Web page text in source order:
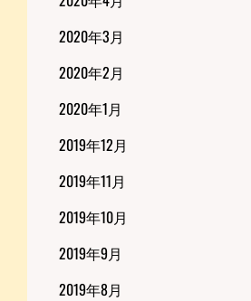
2020年3月
2020年2月
2020年1月
2019年12月
2019年11月
2019年10月
2019年9月
2019年8月